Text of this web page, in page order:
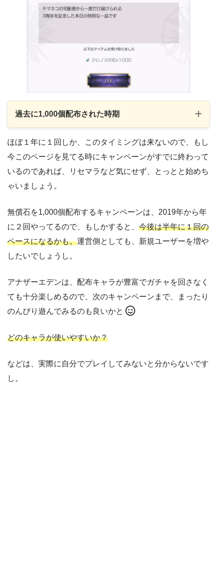
過去に1,000個配布された時期
ほぼ１年に１回しか、このタイミングは来ないので、もし
今このページを見てる時にキャンペーンがすでに終わって
いるのであれば、リセマラなど気にせず、とっとと始めち
ゃいましょう。
無償石を1,000個配布するキャンペーンは、2019年から年
に２回やってるので、もしかすると、 今後は半年に１回の
ペースになるかも。運営側としても、新規ユーザーを増や
したいでしょうし。
アナザーエデンは、配布キャラが豊富でガチャを回さなく
ても十分楽しめるので、次のキャンペーンまで、まったり
のんびり遊んでみるのも良いかと
どのキャラが使いやすいか？
などは、実際に自分でプレイしてみないと分からないです
し。